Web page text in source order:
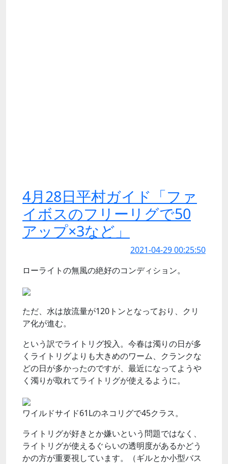
4月28日平村ガイド「ファ
イボスのフリーリグで50
アップ×3など」
2021-04-29 00:25:50
ローライトの無風の絶好のコンディション。
ただ、水は放流量が120トンとなっており、クリ
ア化が進む。
という訳でライトリグ投入。今春は濁りの日が多
くライトリグよりも大きめのワーム、クランクな
どの日が多かったのですが、最近になってようや
く濁りが取れてライトリグが使えるように。
ワイルドサイド61Lのネコリグで45クラス。
ライトリグが好きとか嫌いという問題ではなく、
ライトリグが使えるぐらいの透明度があるかどう
かの方が重要視しています。（ギルとか小型バス